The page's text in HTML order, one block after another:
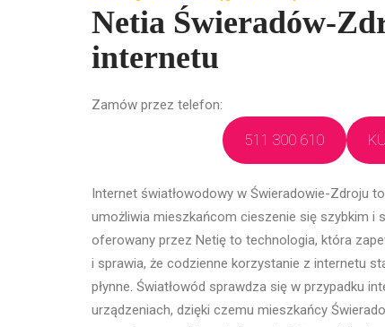
Netia Świeradów-
internetu
Zamów przez telefon:
511 300 610
Internet światłowodowy w Świeradowie-Zdroju
umożliwia mieszkańcom cieszenie się szybkim i
oferowany przez Netię to technologia, która
i sprawia, że codzienne korzystanie z internetu
płynne. Światłowód sprawdza się w przypadku
urządzeniach, dzięki czemu mieszkańcy